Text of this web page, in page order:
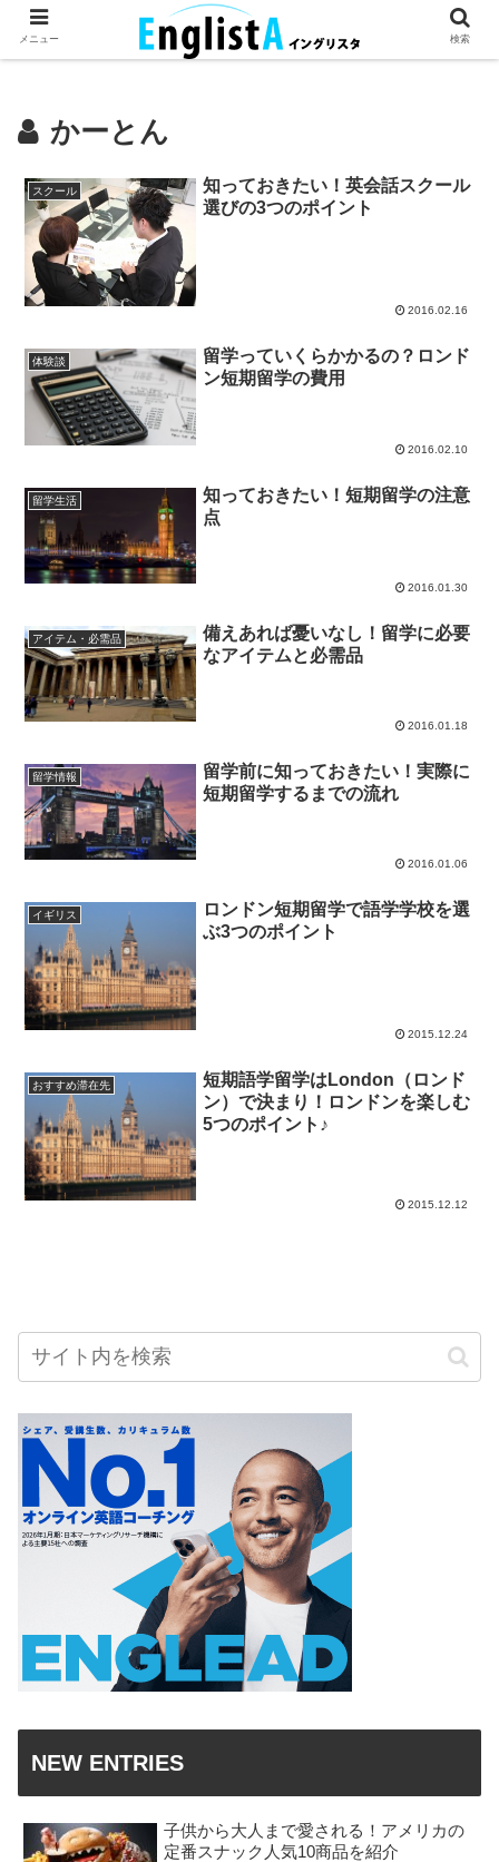
英語が話せるとちょっとハッピー。
かーとん
スクール
知っておきたい！英会話スクール
選びの3つのポイント
2016.02.16
体験談
留学っていくらかかるの？ロンド
ン短期留学の費用
2016.02.10
留学生活
知っておきたい！短期留学の注意
点
2016.01.30
アイテム・必需品
備えあれば憂いなし！留学に必要
なアイテムと必需品
2016.01.18
留学情報
留学前に知っておきたい！実際に
短期留学するまでの流れ
2016.01.06
イギリス
ロンドン短期留学で語学学校を選
ぶ3つのポイント
2015.12.24
おすすめ滞在先
短期語学留学はLondon（ロンド
ン）で決まり！ロンドンを楽しむ
5つのポイント♪
2015.12.12
NEW ENTRIES
子供から大人まで愛される！アメリカの
定番スナック人気10商品を紹介
メニュー 検索